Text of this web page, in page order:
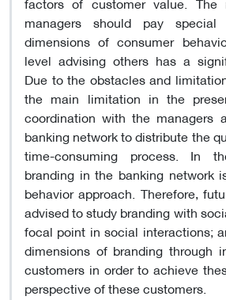
managers should pay
dimensions of consumer
level advising others has a
Due to the obstacles and
the main limitation in the
coordination with the managers
banking network to distribute the
time-consuming process. In
branding in the banking network
behavior approach. Therefore,
advised to study branding with
focal point in social interactions;
dimensions of branding through
customers in order to achieve
perspective of these customers.